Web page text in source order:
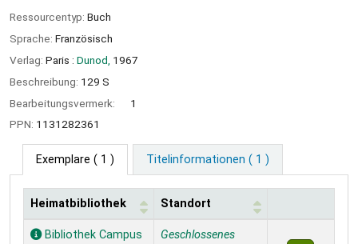
Ressourcentyp: Buch
Sprache: Französisch
Verlag: Paris : Dunod, 1967
Beschreibung: 129 S
Bearbeitungsvermerk:
1
PPN: 1131282361
Exemplare ( 1 ) Titelinformationen ( 1 )
Exemplare
Heimatbibliothek Standort
Bibliothek Campus
Geschlossenes